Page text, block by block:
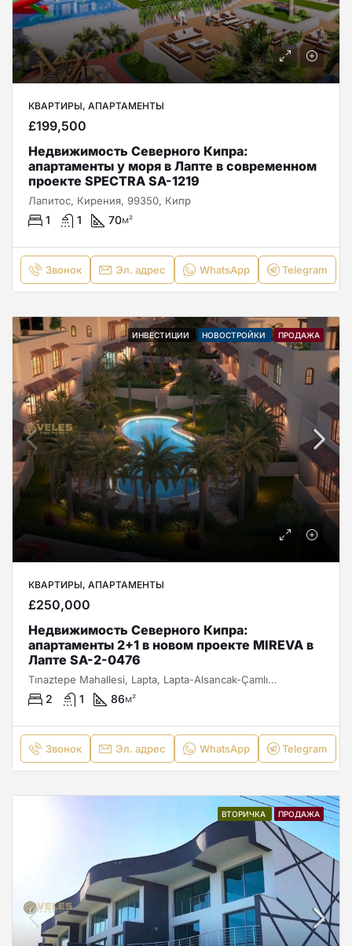
КВАРТИРЫ, АПАРТАМЕНТЫ
£199,500
Недвижимость Северного Кипра:
апартаменты у моря в Лапте в современном
проекте SPECTRA SA-1219
Лапитос, Кирения, 99350, Кипр
1 1 70м²
Звонок Эл. адрес WhatsApp Telegram
ИНВЕСТИЦИИ НОВОСТРОЙКИ ПРОДАЖА
КВАРТИРЫ, АПАРТАМЕНТЫ
£250,000
Недвижимость Северного Кипра:
апартаменты 2+1 в новом проекте MIREVA в
Лапте SA-2-0476
Tınaztepe Mahallesi, Lapta, Lapta-Alsancak-Çamlıbel Belediyesi, Girne ilçesi, Kuzey Kıbrıs, 99420, Κύπρος - Kıbrıs
2 1 86м²
Звонок Эл. адрес WhatsApp Telegram
ВТОРИЧКА ПРОДАЖА